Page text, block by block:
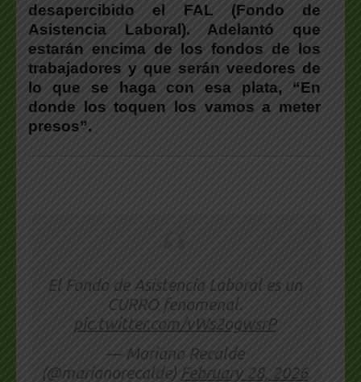
desapercibido el FAL (Fondo de
Asistencia Laboral). Adelantó que
estarán encima de los fondos de los
trabajadores y que serán veedores de
lo que se haga con esa plata, “En
donde los toquen los vamos a meter
presos”.
El Fondo de Asistencia Laboral es un
CURRO fenomenal.
pic.twitter.com/vWs2ogwsrP
— Mariano Recalde
(@marianorecalde) February 28, 2026